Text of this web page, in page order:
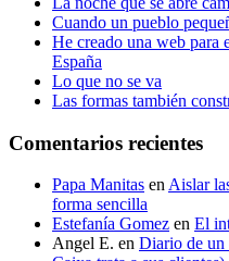
Cuando un pueblo
He creado una web para
España
Lo que no se va
Las formas también
Comentarios recientes
Papa Manitas en Aislar
forma sencilla
Estefanía Gomez en El
Angel E. en Diario de un